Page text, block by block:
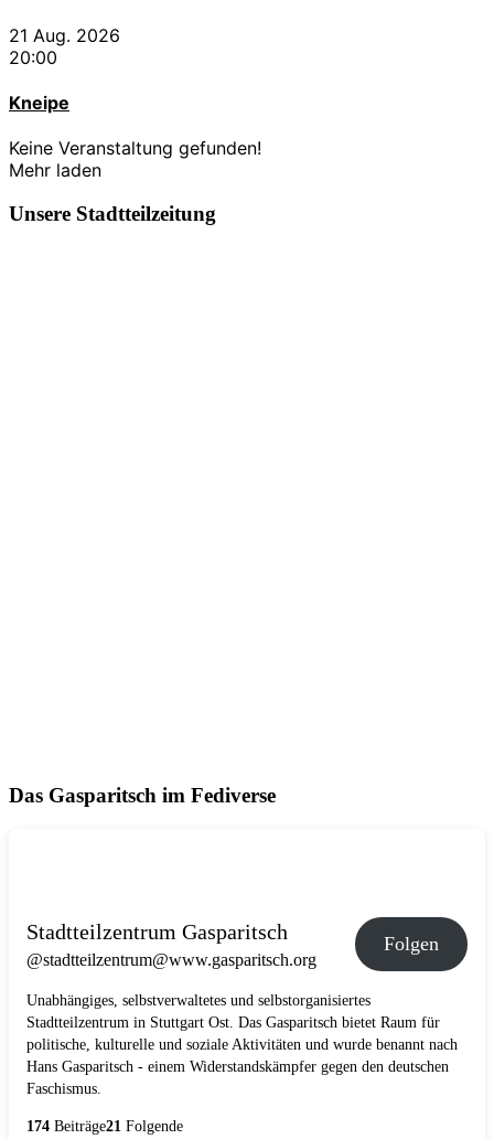
21 Aug. 2026
20:00
Kneipe
Keine Veranstaltung gefunden!
Mehr laden
Unsere Stadtteilzeitung
Das Gasparitsch im Fediverse
Stadtteilzentrum Gasparitsch
@stadtteilzentrum@www.gasparitsch.org
Folgen
Unabhängiges, selbstverwaltetes und selbstorganisiertes
Stadtteilzentrum in Stuttgart Ost. Das Gasparitsch bietet Raum für
politische, kulturelle und soziale Aktivitäten und wurde benannt nach
Hans Gasparitsch - einem Widerstandskämpfer gegen den deutschen
Faschismus.
174 Beiträge21 Folgende